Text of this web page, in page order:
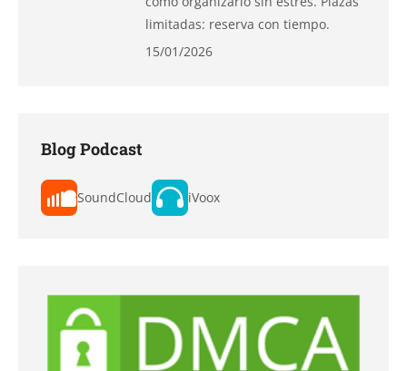
limitadas: reserva con tiempo.
15/01/2026
Blog Podcast
SoundCloud iVoox